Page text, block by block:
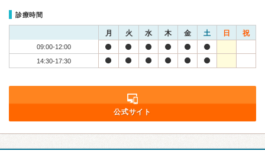
診療時間
月 火 水 木 金 土 日 祝
09:00-12:00
14:30-17:30
公式サイト